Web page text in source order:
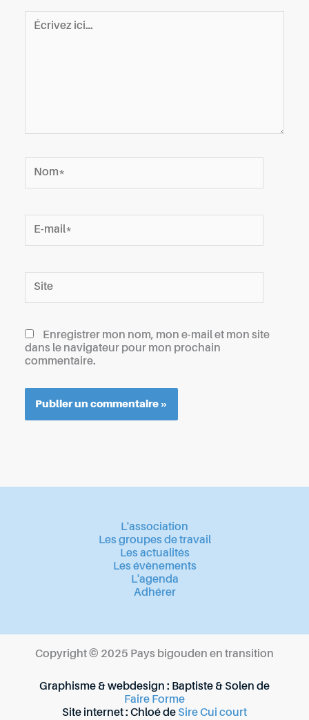
ici…
mail*
Enregistrer mon nom, mon e-mail et mon site
dans le navigateur pour mon prochain
commentaire.
L'association
Les groupes de travail
Les actualités
Les évènements
L'agenda
Adhérer
Copyright © 2025 Pays bigouden en transition
Graphisme & webdesign : Baptiste & Solen de
Faire Forme
Site internet : Chloé de Sire Cui court